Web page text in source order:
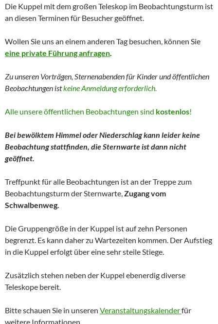
Die Kuppel mit dem großen Teleskop im Beobachtungsturm ist
an diesen Terminen für Besucher geöffnet.
Wollen Sie uns an einem anderen Tag besuchen, können Sie
eine private Führung anfragen.
Zu unseren Vorträgen, Sternenabenden für Kinder undöffentlichen
Beobachtungen istkeine Anmeldung erforderlich.
Alle unsere öffentlichen Beobachtungen sind kostenlos!
Bei bewölktem Himmel oder Niederschlag kann leider keine
Beobachtung stattfinden, die Sternwarte ist dann nicht
geöffnet.
Treffpunkt für alle Beobachtungen ist an der Treppe zum
Beobachtungsturm der Sternwarte,Zugang vom
Schwalbenweg.
Die Gruppengröße in der Kuppel ist auf zehn Personen
begrenzt. Es kann daher zu Wartezeiten kommen. Der Aufstieg
in die Kuppel erfolgt über eine sehr steile Stiege.
Zusätzlich stehen neben der Kuppel ebenerdig diverse
Teleskope bereit.
Bitte schauen Sie in unseren Veranstaltungskalenderfür
weitere Informationen.